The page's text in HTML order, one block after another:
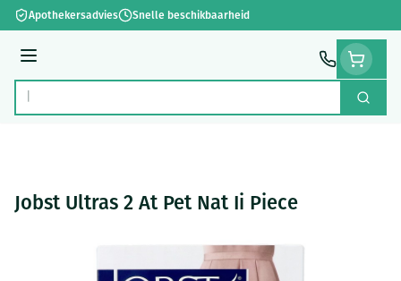
Ga naar de inhoud
Apothekersadvies Snelle beschikbaarheid
Menu
Product, merk, categorie... Zoek
Jobst Ultras 2 At Pet Nat Ii Piece